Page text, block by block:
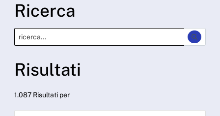
Ricerca
Risultati
1.087 Risultati per